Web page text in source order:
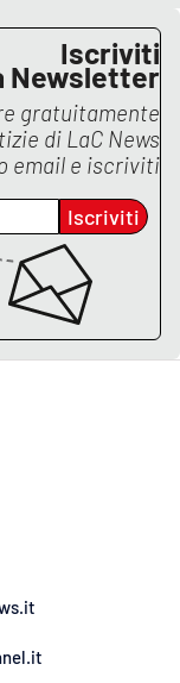
Iscriviti
Newsletter
gratuitamente
di LaC News
email e iscriviti
Iscriviti